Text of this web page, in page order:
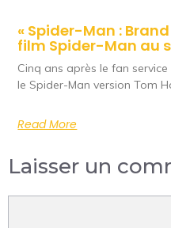
« Spider-Man :
film Spider-Man au
Cinq ans après le fan
le Spider-Man version Tom
Read More
Laisser un